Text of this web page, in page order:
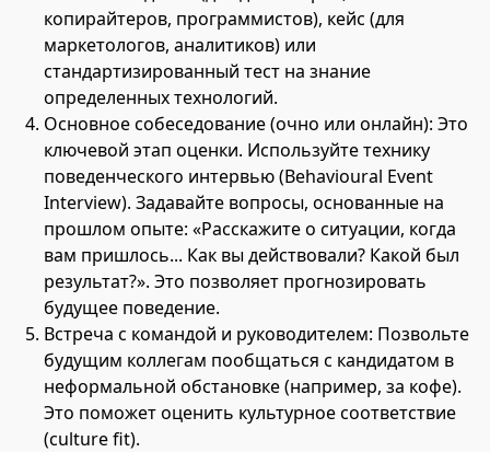
копирайтеров, программистов), кейс (для
маркетологов, аналитиков) или
стандартизированный тест на знание
определенных технологий.
Основное собеседование (очно или онлайн): Это
ключевой этап оценки. Используйте технику
поведенческого интервью (Behavioural Event
Interview). Задавайте вопросы, основанные на
прошлом опыте: «Расскажите о ситуации, когда
вам пришлось... Как вы действовали? Какой был
результат?». Это позволяет прогнозировать
будущее поведение.
Встреча с командой и руководителем: Позвольте
будущим коллегам пообщаться с кандидатом в
неформальной обстановке (например, за кофе).
Это поможет оценить культурное соответствие
(culture fit).